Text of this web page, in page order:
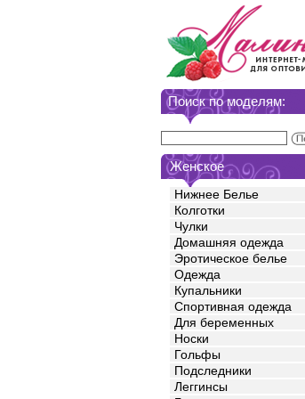
Поиск по моделям:
Женское
Нижнее Белье
Колготки
Чулки
Домашняя одежда
Эротическое белье
Одежда
Купальники
Спортивная одежда
Для беременных
Носки
Гольфы
Подследники
Леггинсы